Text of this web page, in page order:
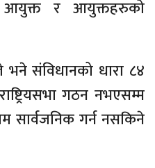
आयुक्त र आयुक्तहरुको
संविधानको धारा ८४
गठन नभएसम्म
सार्वजनिक गर्न नसकिने